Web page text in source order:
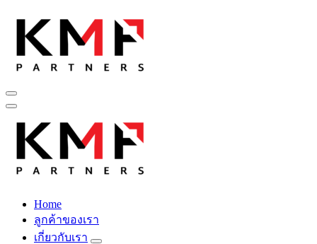
content
Fintech สำหรับวงการรับเหมาก่อสร้าง สู่อนาคตที่ดีกว่าไปพร้อม
กับเรา เพราะโอกาสรอไม่ได้
Fintech สำหรับวงการรับเหมาก่อสร้าง สู่อนาคตที่ดีกว่าไปพร้อม
กับเรา เพราะโอกาสรอไม่ได้
Home
ลูกค้าของเรา
เกี่ยวกับเรา